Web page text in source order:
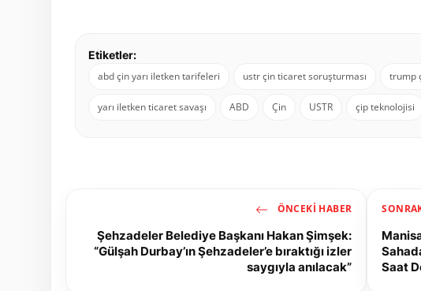
Etiketler:
abd çin yarı iletken tarifeleri
ustr çin ticaret soruşturması trump
yarı iletken ticaret savaşı ABD Çin USTR çip teknolojisi
ÖNCEKI HABER
Şehzadeler Belediye Başkanı Hakan Şimşek:
“Gülşah Durbay’ın Şehzadeler’e bıraktığı izler
saygıyla anılacak”
Saat